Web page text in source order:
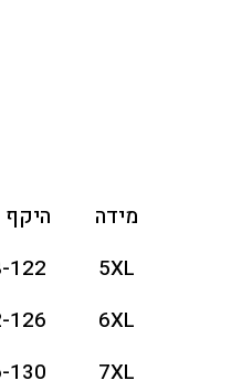
מידה
היקף
5XL
122
6XL
126
7XL
130